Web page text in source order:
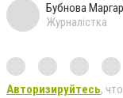
Бубнова
Журналістка
Авторизируйтесь,